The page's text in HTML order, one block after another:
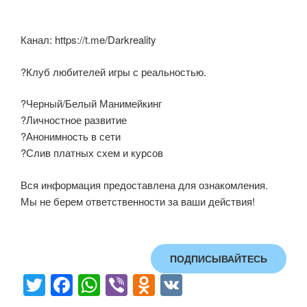
Канал: https://t.me/Darkreality
?Клуб любителей игры с реальностью.
?Черный/Белый Манимейкинг
?Личностное развитие
?Анонимность в сети
?Слив платных схем и курсов
Вся информация предоставлена для ознакомления.
Мы не берем ответственности за ваши действия!
ПОДПИСЫВАЙТЕСЬ
T F W Vi O